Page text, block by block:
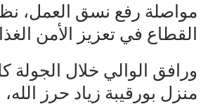
مواصلة رفع نسق العمل،
القطاع في تعزيز الأمن
ورافق الوالي خلال الجولة
منزل بورقيبة زياد حرز